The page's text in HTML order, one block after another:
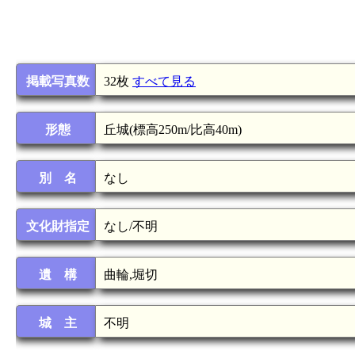
掲載写真数 32枚 すべて見る
形態 丘城(標高250m/比高40m)
別 名 なし
文化財指定 なし/不明
遺 構 曲輪,堀切
城 主 不明